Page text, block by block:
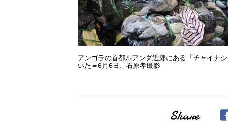
アンゴラの首都ルアンダ近郊にある「チャイナ
いた＝6月6日、石原孝撮影